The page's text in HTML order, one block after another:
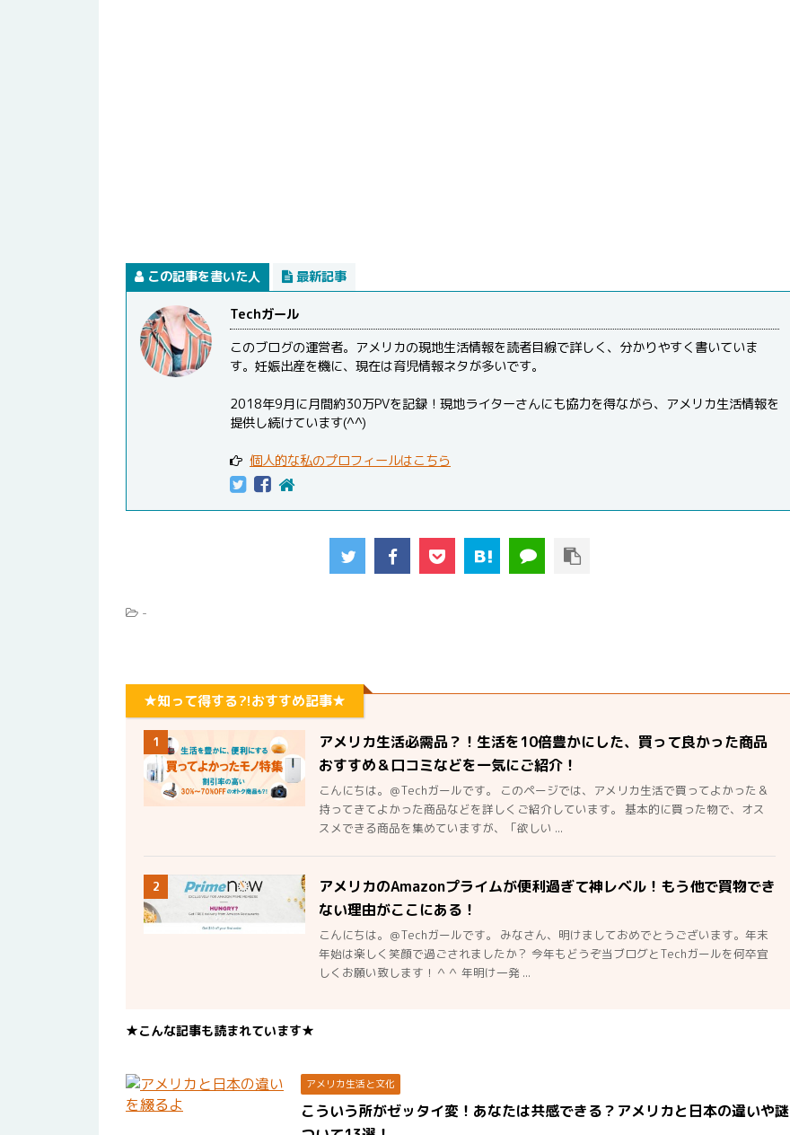
この記事を書いた人 最新記事
Techガール
このブログの運営者。アメリカの現地生活情報を読者目線で詳しく、分かりやすく書いていま
す。妊娠出産を機に、現在は育児情報ネタが多いです。
2018年9月に月間約30万PVを記録！現地ライターさんにも協力を得ながら、アメリカ生活情報を
提供し続けています(^^)
個人的な私のプロフィールはこちら
-
★知って得する?!おすすめ記事★
1
アメリカ生活必需品？！生活を10倍豊かにした、買って良かった商品
おすすめ＆口コミなどを一気にご紹介！
こんにちは。＠Techガールです。 このページでは、アメリカ生活で買ってよかった＆
持ってきてよかった商品などを詳しくご紹介しています。 基本的に買った物で、オス
スメできる商品を集めていますが、「欲しい ...
2
アメリカのAmazonプライムが便利過ぎて神レベル！もう他で買物でき
ない理由がここにある！
こんにちは。＠Techガールです。 みなさん、明けましておめでとうございます。年末
年始は楽しく笑顔で過ごされましたか？ 今年もどうぞ当ブログとTechガールを何卒宜
しくお願い致します！＾＾ 年明け一発 ...
★こんな記事も読まれています★
アメリカ生活と文化
こういう所がゼッタイ変！あなたは共感できる？アメリカと日本の違いや謎